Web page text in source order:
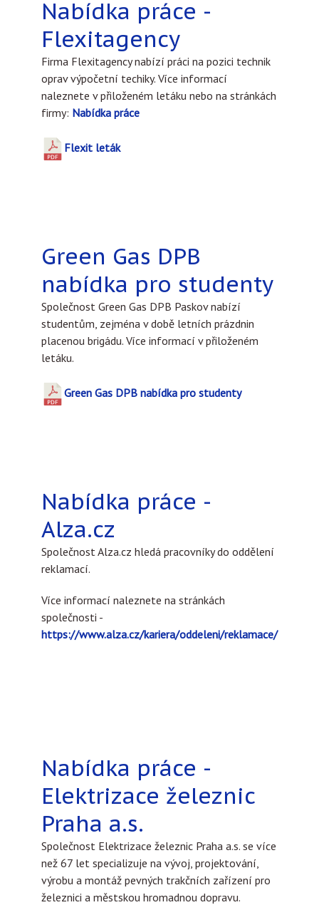
Nabídka práce -
Flexitagency
Firma Flexitagency nabízí práci na pozici technik
oprav výpočetní techiky. Více informací
naleznete v přiloženém letáku nebo na stránkách
firmy: Nabídka práce
Flexit leták
Green Gas DPB
nabídka pro studenty
Společnost Green Gas DPB Paskov nabízí
studentům, zejména v době letních prázdnin
placenou brigádu. Více informací v přiloženém
letáku.
Green Gas DPB nabídka pro studenty
Nabídka práce -
Alza.cz
Společnost Alza.cz hledá pracovníky do oddělení
reklamací.
Více informací naleznete na stránkách
společnosti -
https://www.alza.cz/kariera/oddeleni/reklamace/
Nabídka práce -
Elektrizace železnic
Praha a.s.
Společnost Elektrizace železnic Praha a.s. se více
než 67 let specializuje na vývoj, projektování,
výrobu a montáž pevných trakčních zařízení pro
železnici a městskou hromadnou dopravu.